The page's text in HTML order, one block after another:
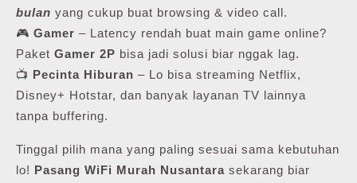
bulan yang cukup buat browsing & video call.
🎮 Gamer – Latency rendah buat main game online?
Paket Gamer 2P bisa jadi solusi biar nggak lag.
📺 Pecinta Hiburan – Lo bisa streaming Netflix,
Disney+ Hotstar, dan banyak layanan TV lainnya
tanpa buffering.
Tinggal pilih mana yang paling sesuai sama kebutuhan
lo! Pasang WiFi Murah Nusantara sekarang biar